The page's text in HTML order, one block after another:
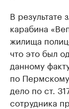
В результате
карабина
жилища
что это был
данному
по
дело по ст.
сотрудника